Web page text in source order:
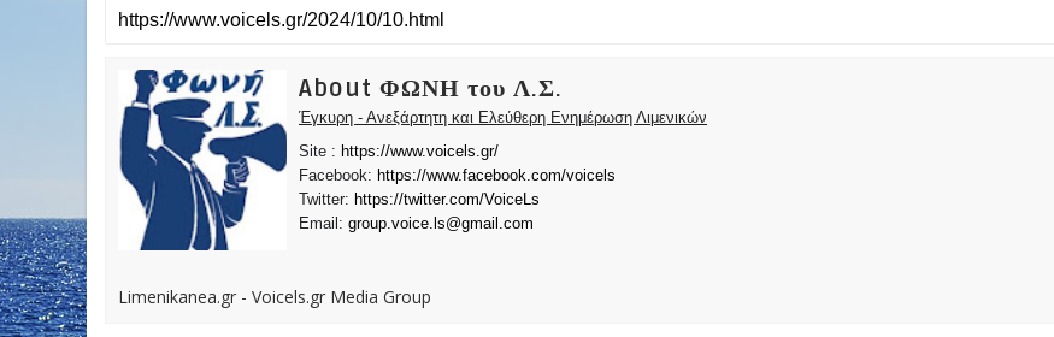
About ΦΩΝΗ του Λ.Σ.
Έγκυρη - Ανεξάρτητη και Ελεύθερη Ενημέρωση Λιμενικών
Site : https://www.voicels.gr/
Facebook: https://www.facebook.com/voicels
Twitter: https://twitter.com/VoiceLs
Email: group.voice.ls@gmail.com
Limenikanea.gr - Voicels.gr Media Group